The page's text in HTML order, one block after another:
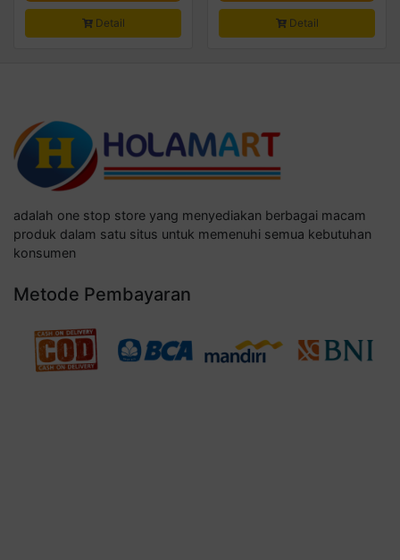
Detail Detail
adalah one stop store yang menyediakan berbagai macam
produk dalam satu situs untuk memenuhi semua kebutuhan
konsumen
Metode Pembayaran